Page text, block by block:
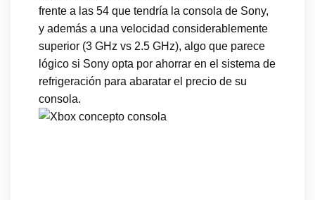
frente a las 54 que tendría la consola de Sony,
y además a una velocidad considerablemente
superior (3 GHz vs 2.5 GHz), algo que parece
lógico si Sony opta por ahorrar en el sistema de
refrigeración para abaratar el precio de su
consola.